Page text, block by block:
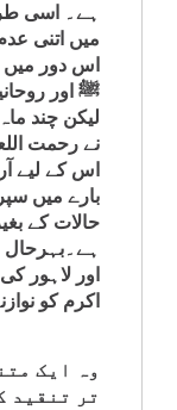
ہے۔ اسی
میں اتنی
اس دور میں
ﷺ اور
لیکن چند
نے رحمت
اس کے لیے
بارے میں
حالات کے
ہے۔بہرحال
اور لاہور
اکرم کو
وہ ایک
تر تنقید